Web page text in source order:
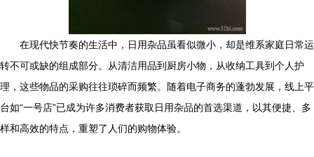
在现代快节奏的生活中，日用杂品虽看似微小，却是维系家庭日常运
转不可或缺的组成部分。从清洁用品到厨房小物，从收纳工具到个人护
理，这些物品的采购往往琐碎而频繁。随着电子商务的蓬勃发展，线上平
台如“一号店”已成为许多消费者获取日用杂品的首选渠道，以其便捷、多
样和高效的特点，重塑了人们的购物体验。